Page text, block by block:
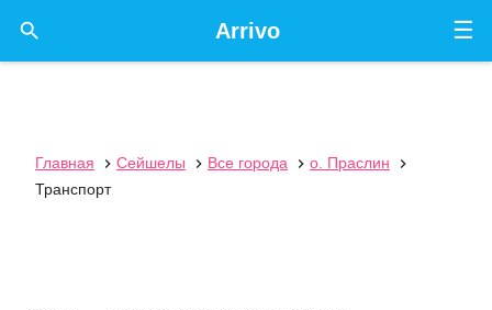
☰
Arrivo

Главная  Сейшелы  Все города  о. Праслин

Транспорт